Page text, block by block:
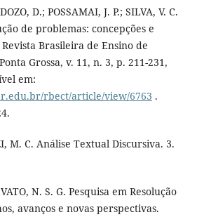
D.; POSSAMAI, J. P.; SILVA, V. C.
de problemas: concepções e
Brasileira de Ensino de
Grossa, v. 11, n. 3, p. 211-231,
em:
rbect/article/view/6763 .
M. C. Análise Textual Discursiva. 3.
N. S. G. Pesquisa em Resolução
avanços e novas perspectivas.